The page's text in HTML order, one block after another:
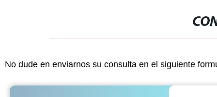
No dude en enviarnos su consulta en el siguiente